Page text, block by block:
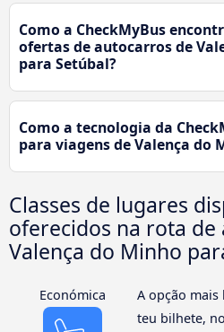
Como a CheckMyBus
ofertas de autocarros de
para Setúbal?
Como a tecnologia da
para viagens de Valença do
Classes de lugares
oferecidos na rota
Valença do Minho
Económica
A opção
teu bilhete,